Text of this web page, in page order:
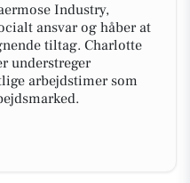
Industry,
ansvar og håber at
tiltag. Charlotte
understreger
arbejdstimer som